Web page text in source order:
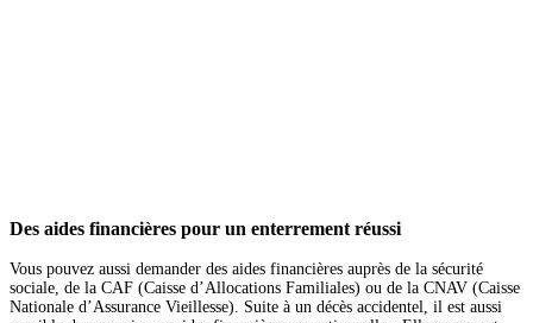
Des aides financières pour un enterrement réussi
Vous pouvez aussi demander des aides financières auprès de la sécurité
sociale, de la CAF (Caisse d’Allocations Familiales) ou de la CNAV (Caisse
Nationale d’Assurance Vieillesse). Suite à un décès accidentel, il est aussi